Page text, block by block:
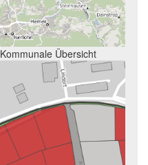
Kommunale Übersicht